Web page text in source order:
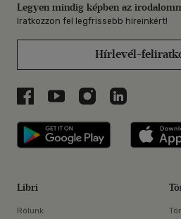
Legyen mindig képben az
Iratkozzon fel legfrissebb híreinkért!
Hírlevél-
Libri a Facebookon
Libri a Youtube-on
Libri azLibri a
Libri
Libri
Rólunk